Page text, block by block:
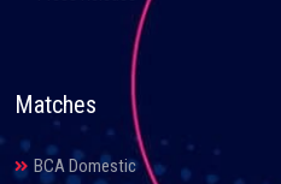
Matches
BCA Domestic